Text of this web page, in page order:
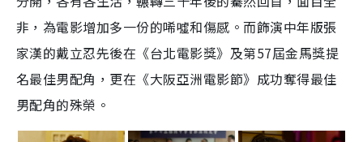
非，為電影增加多一份的唏噓和傷感。而飾演中年版張
家漢的戴立忍先後在《台北電影獎》及第57屆金馬獎提
名最佳男配角，更在《大阪亞洲電影節》成功奪得最佳
男配角的殊榮。